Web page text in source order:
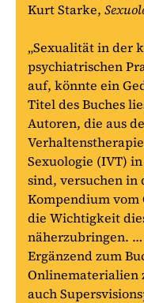
Kurt Starke,
„Sexualität in der
psychiatrischen
auf, könnte ein
Titel des Buches
Autoren, die aus
Sexuologie (IVT)
sind, versuchen in
Kompendium vom
die Wichtigkeit
näherzubringen. …
Ergänzend zum
Onlinematerialien
auch